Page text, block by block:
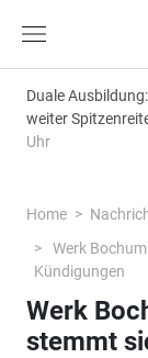
Duale
weiter
Uhr
Home
Werk
Kündigungen
Werk
stemmt